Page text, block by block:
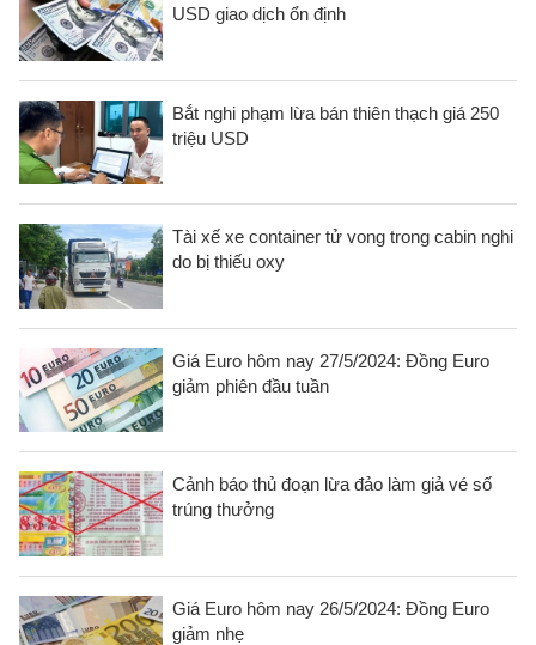
USD giao dịch ổn định
Bắt nghi phạm lừa bán thiên thạch giá 250
triệu USD
Tài xế xe container tử vong trong cabin nghi
do bị thiếu oxy
Giá Euro hôm nay 27/5/2024: Đồng Euro
giảm phiên đầu tuần
Cảnh báo thủ đoạn lừa đảo làm giả vé số
trúng thưởng
Giá Euro hôm nay 26/5/2024: Đồng Euro
giảm nhẹ